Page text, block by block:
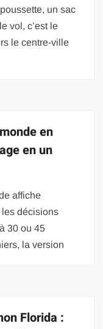
un sac
vol, c’est le
le centre-ville
en
en un
affiche
les décisions
30 ou 45
la version
Florida :